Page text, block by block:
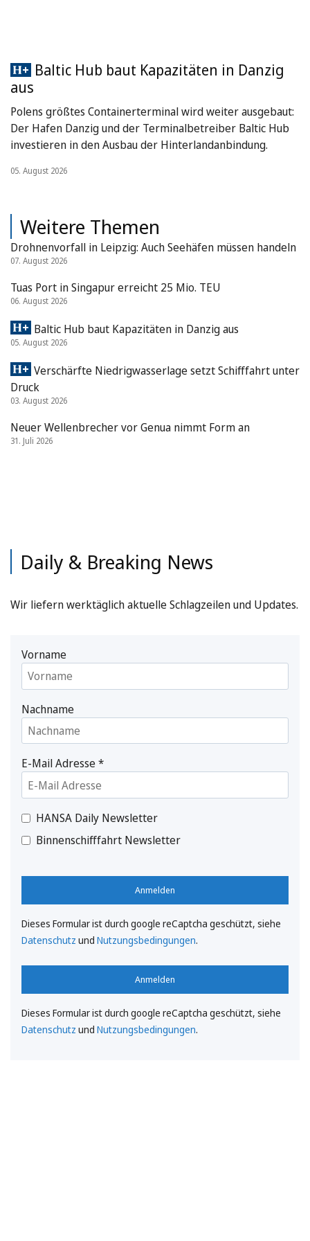
Baltic Hub baut Kapazitäten in Danzig
aus
Polens größtes Containerterminal wird weiter ausgebaut:
Der Hafen Danzig und der Terminalbetreiber Baltic Hub
investieren in den Ausbau der Hinterlandanbindung.
05. August 2026
Weitere Themen
Drohnenvorfall in Leipzig: Auch Seehäfen müssen handeln
07. August 2026
Tuas Port in Singapur erreicht 25 Mio. TEU
06. August 2026
Baltic Hub baut Kapazitäten in Danzig aus
05. August 2026
Verschärfte Niedrigwasserlage setzt Schifffahrt unter
Druck
03. August 2026
Neuer Wellenbrecher vor Genua nimmt Form an
31. Juli 2026
Daily & Breaking News
Wir liefern werktäglich aktuelle Schlagzeilen und Updates.
Vorname
Nachname
E-Mail Adresse*
HANSA Daily Newsletter
Binnenschifffahrt Newsletter
Anmelden
Dieses Formular ist durch google reCaptcha geschützt, siehe
Datenschutz und Nutzungsbedingungen.
Anmelden
Dieses Formular ist durch google reCaptcha geschützt, siehe
Datenschutz und Nutzungsbedingungen.